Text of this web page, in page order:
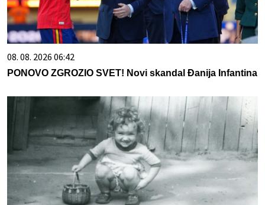
08. 08. 2026 06:42
PONOVO ZGROZIO SVET! Novi skandal Đanija Infantina